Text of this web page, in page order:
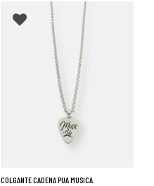
Añadir a favoritos
COLGANTE CADENA PUA MUSICA